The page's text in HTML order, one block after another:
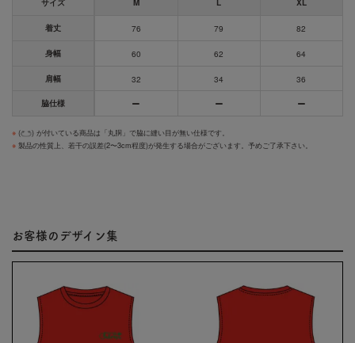
サイズ M L XL
着丈 76 79 82
身幅 60 62 64
肩幅 32 34 36
脇仕様
※ (
) が付いている商品は「丸胴」で脇に縫い目が無い仕様です。
※ 製品の性質上、若干の誤差(2〜3cm程度)が発生する場合がございます。予めご了承下さい。
お客様のデザイン集